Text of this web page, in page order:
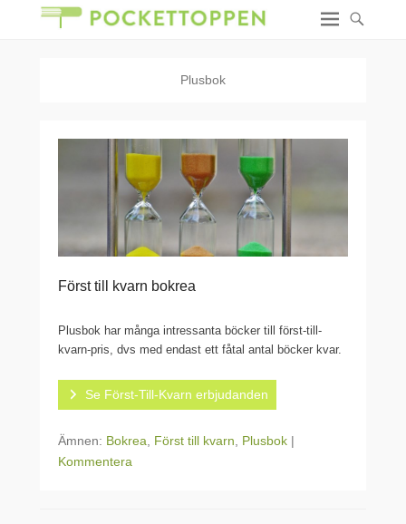
Plusbok
Först till kvarn bokrea
Plusbok har många intressanta böcker till först-till-
kvarn-pris, dvs med endast ett fåtal antal böcker kvar.
Se Först-Till-Kvarn erbjudanden
Ämnen: Bokrea Först till kvarn Plusbok |
Kommentera